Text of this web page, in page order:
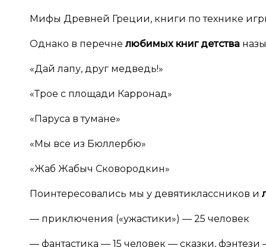
Мифы Древней Греции, книги по технике
Однако в перечне любимых книг детства
«Дай лапу, друг медведь!»
«Трое с площади Карронад»
«Паруса в тумане»
«Мы все из Бюллербю»
«Жаб Жабыч Сковородкин»
Поинтересовались мы у девятиклассников и
— приключения («ужастики») — 25 человек
— фантастика — 15 человек — сказки, фэнтези